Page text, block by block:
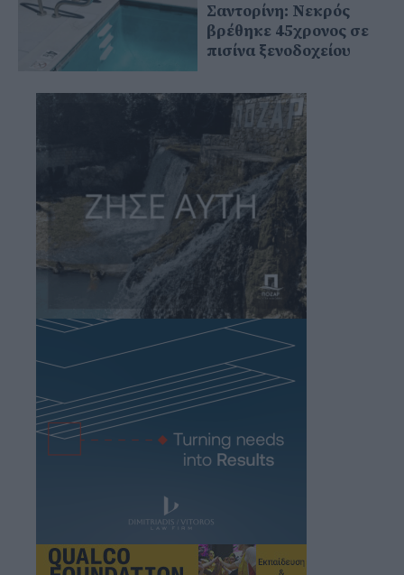
Σαντορίνη: Νεκρός
βρέθηκε 45χρονος σε
πισίνα ξενοδοχείου